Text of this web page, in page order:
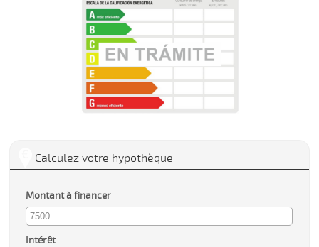
Calculez votre hypothèque
Montant à financer
Intérêt